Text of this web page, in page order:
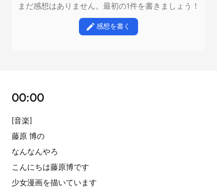
まだ感想はありません。最初の1件を書きましょう！
感想を書く
00:00
[音楽]
藤原 博の
なんなんやろ
こんにちは藤原博です
少女漫画を描いています